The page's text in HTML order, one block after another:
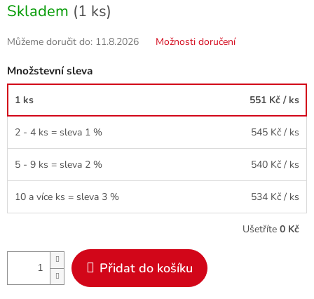
cena:
Skladem (1 ks)
Můžeme doručit do: 11.8.2026 Možnosti doručení
Množstevní sleva
1 ks 551 Kč / ks
2 - 4 ks = sleva 1 % 545 Kč / ks
5 - 9 ks = sleva 2 % 540 Kč / ks
10 a více ks = sleva 3 % 534 Kč / ks
Ušetříte 0 Kč
Přidat do košíku